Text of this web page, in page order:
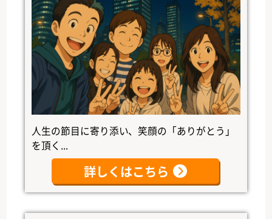
人生の節目に寄り添い、笑顔の「ありがとう」
を頂く...
詳しくはこちら